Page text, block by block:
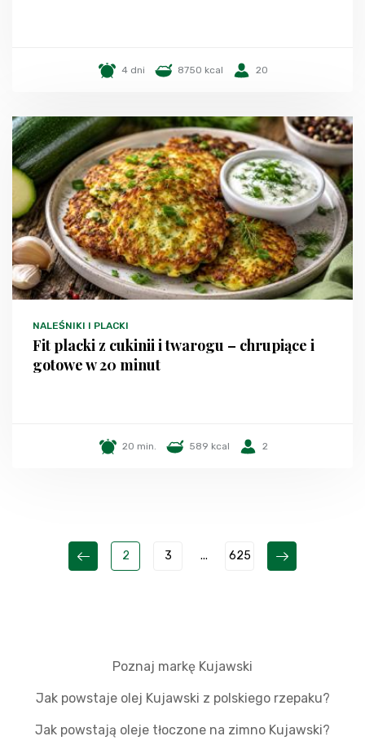
4 dni 8750 kcal 20
NALEŚNIKI I PLACKI
Fit placki z cukinii i twarogu – chrupiące i
gotowe w 20 minut
20 min. 589 kcal 2
2 3 ... 625
Poznaj markę Kujawski
Jak powstaje olej Kujawski z polskiego rzepaku?
Jak powstają oleje tłoczone na zimno Kujawski?